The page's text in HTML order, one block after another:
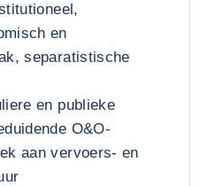
en
separatistische
en publieke
O&O-
aan vervoers- en